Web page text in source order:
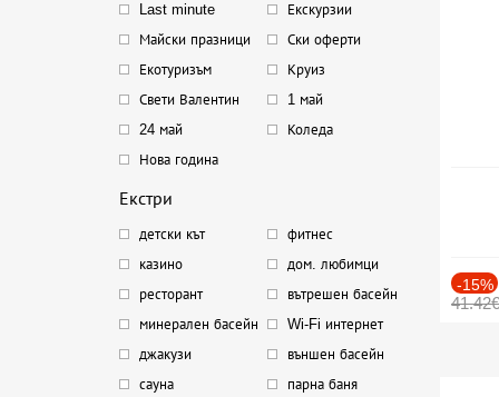
Last minute
Екскурзии
Майски празници
Ски оферти
Екотуризъм
Круиз
Свети Валентин
1 май
24 май
Коледа
Нова година
Екстри
детски кът
фитнес
казино
дом. любимци
ресторант
вътрешен басейн
минерален басейн
Wi-Fi интернет
джакузи
външен басейн
сауна
парна баня
-15%
41.42€